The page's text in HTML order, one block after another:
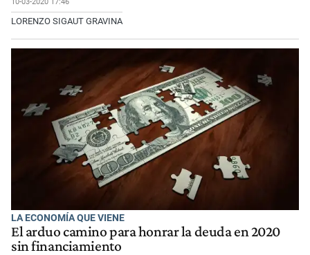
LORENZO SIGAUT GRAVINA
LA ECONOMÍA QUE VIENE
El arduo camino para honrar la deuda en 2020
sin financiamiento